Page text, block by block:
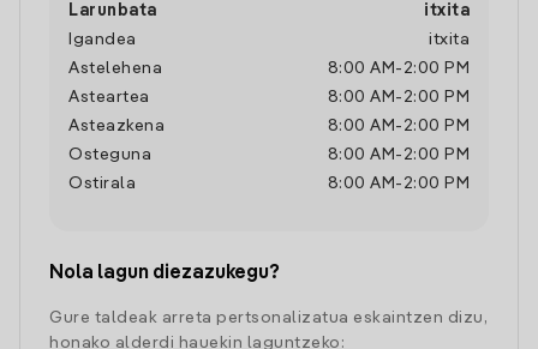
Larunbata
itxita
Igandea
itxita
Astelehena
8:00 AM - 2:00 PM
Asteartea
8:00 AM - 2:00 PM
Asteazkena
8:00 AM - 2:00 PM
Osteguna
8:00 AM - 2:00 PM
Ostirala
8:00 AM - 2:00 PM
Nola lagun diezazukegu?
Gure taldeak arreta pertsonalizatua eskaintzen dizu,
honako alderdi hauekin laguntzeko: